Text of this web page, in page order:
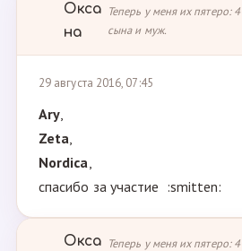
Окса
на
Теперь у меня их пятеро: 4
сына и муж.
29 августа 2016, 07:45
Ary,
Zeta,
Nordica,
спасибо за участие :smitten:
Окса Теперь у меня их пятеро: 4